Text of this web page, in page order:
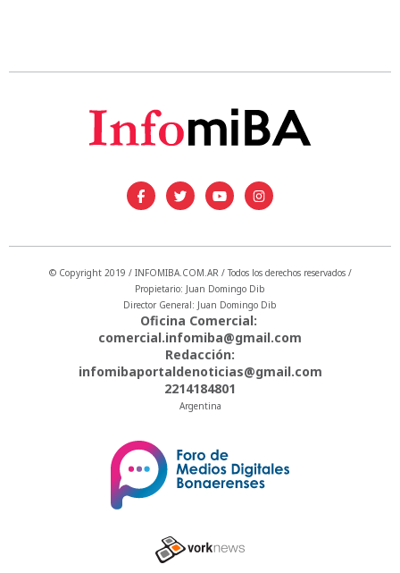
© Copyright 2019 / INFOMIBA.COM.AR / Todos los derechos reservados /
Propietario: Juan Domingo Dib
Director General: Juan Domingo Dib
Oficina Comercial:
comercial.infomiba@gmail.com
Redacción:
infomibaportaldenoticias@gmail.com
2214184801
Argentina